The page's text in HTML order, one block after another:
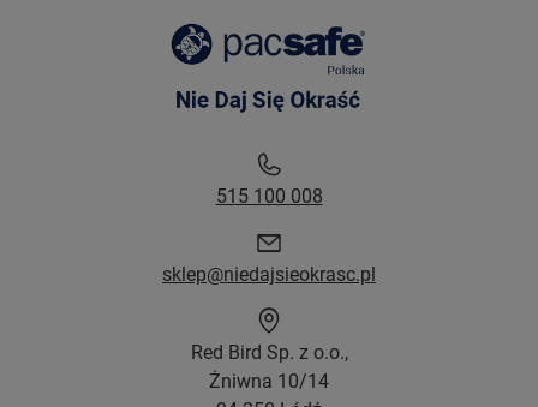
515 100 008
sklep@niedajsieokrasc.pl
Red Bird Sp. z o.o.,
Żniwna 10/14